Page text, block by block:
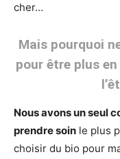
cher…
Mais pourquoi
pour être plus
Nous avons un seul
prendre soin le plus
choisir du bio pour